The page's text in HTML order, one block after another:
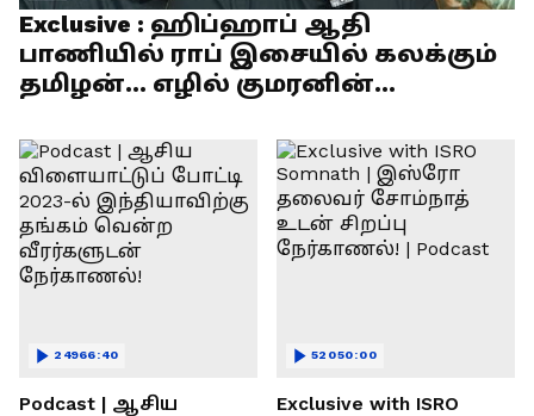
Exclusive : ஹிப்ஹாப் ஆதி
பாணியில் ராப் இசையில் கலக்கும்
தமிழன்... எழில் குமரனின்
Podcast | ஆசிய
24966:40
Exclusive with ISRO
52050:00